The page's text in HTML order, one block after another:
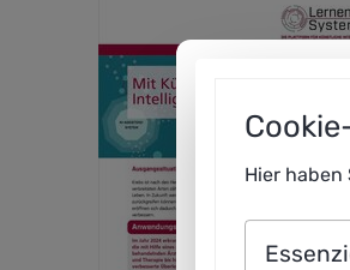
Hier